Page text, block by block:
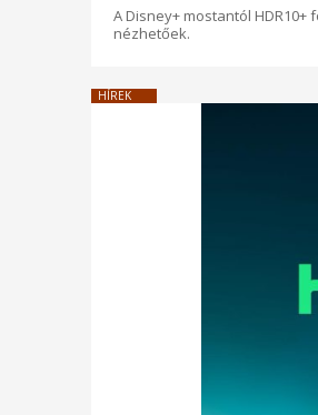
A Disney+ mostantól
nézhetőek.
HÍREK